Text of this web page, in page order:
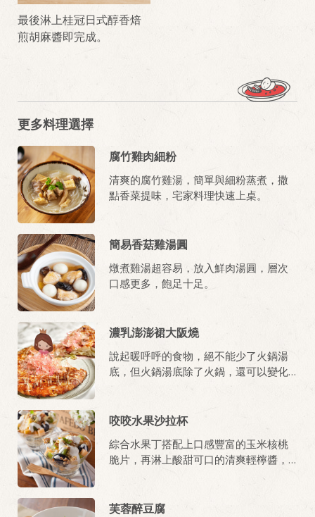
最後淋上桂冠日式醇香焙
煎胡麻醬即完成。
更多料理選擇
腐竹雞肉細粉
清爽的腐竹雞湯，簡單與細粉蒸煮，撒
點香菜提味，宅家料理快速上桌。
簡易香菇雞湯圓
燉煮雞湯超容易，放入鮮肉湯圓，層次
口感更多，飽足十足。
濃乳澎澎裙大阪燒
說起暖呼呼的食物，絕不能少了火鍋湯
底，但火鍋湯底除了火鍋，還可以變化
咬咬水果沙拉杯
綜合水果丁搭配上口感豐富的玉米核桃
脆片，再淋上酸甜可口的清爽輕檸醬，
芙蓉醉豆腐